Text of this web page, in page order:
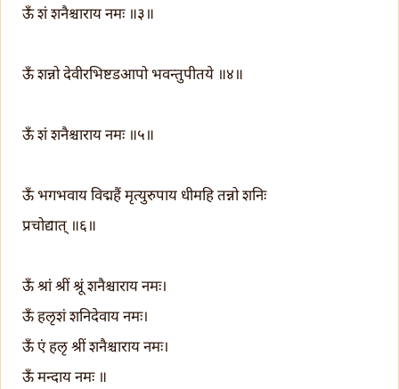
ऊँ शं शनैश्चाराय नमः ॥३॥
ऊँ शन्नो देवीरभिष्टडआपो भवन्तुपीतये ॥४॥
ऊँ शं शनैश्चाराय नमः ॥५॥
ऊँ भगभवाय विद्महैं मृत्युरुपाय धीमहि तन्नो शनिः
प्रचोद्यात् ॥६॥
ऊँ श्रां श्रीं श्रूं शनैश्चाराय नमः।
ऊँ हलृशं शनिदेवाय नमः।
ऊँ एं हलृ श्रीं शनैश्चाराय नमः।
ऊँ मन्दाय नमः ॥